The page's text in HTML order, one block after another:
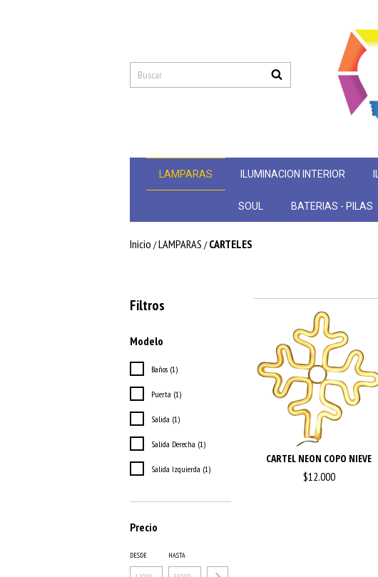
LAMPARAS ILUMINACION INTERIOR
SOUL BATERIAS - PILAS
Inicio /LAMPARAS / CARTELES
Filtros
Modelo
Baños (1)
Puerta (1)
Salida (1)
Salida Derecha (1)
Salida Izquierda (1)
Precio
DESDE HASTA
CARTEL NEON COPO NIEVE
$12.000